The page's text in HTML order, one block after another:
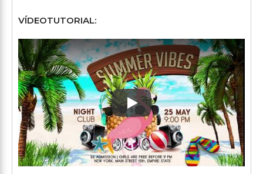
VÍDEOTUTORIAL:
Play: Keynote (Google I/O